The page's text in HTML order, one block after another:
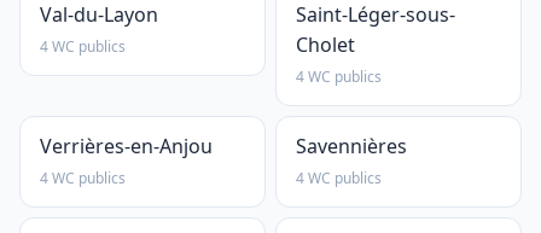
Val-du-Layon
4 WC publics
Saint-Léger-sous-
Cholet
4 WC publics
Verrières-en-Anjou
4 WC publics
Savennières
4 WC publics